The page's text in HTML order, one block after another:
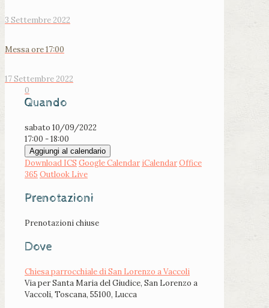
3 Settembre 2022
Messa ore 17:00
17 Settembre 2022
0
Quando
sabato 10/09/2022
17:00 - 18:00
Aggiungi al calendario
Download ICS Google Calendar iCalendarOffice
365 Outlook Live
Prenotazioni
Prenotazioni chiuse
Dove
Chiesa parrocchiale di San Lorenzo a Vaccoli
Via per Santa Maria del Giudice, San Lorenzo a
Vaccoli, Toscana, 55100, Lucca